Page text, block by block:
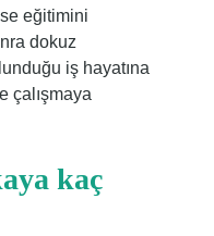
eğitimini
dokuz
iş hayatına
çalışmaya
kaç